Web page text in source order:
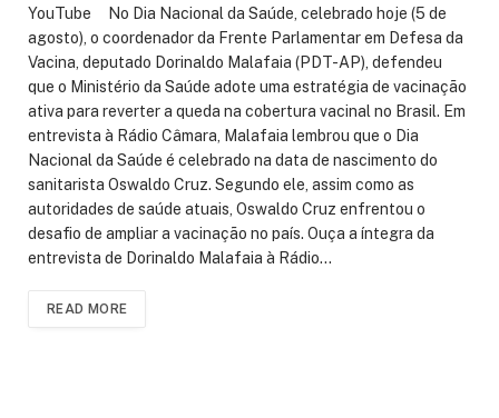
YouTube No Dia Nacional da Saúde, celebrado hoje (5 de
agosto), o coordenador da Frente Parlamentar em Defesa da
Vacina, deputado Dorinaldo Malafaia (PDT-AP), defendeu
que o Ministério da Saúde adote uma estratégia de vacinação
ativa para reverter a queda na cobertura vacinal no Brasil. Em
entrevista à Rádio Câmara, Malafaia lembrou que o Dia
Nacional da Saúde é celebrado na data de nascimento do
sanitarista Oswaldo Cruz. Segundo ele, assim como as
autoridades de saúde atuais, Oswaldo Cruz enfrentou o
desafio de ampliar a vacinação no país. Ouça a íntegra da
entrevista de Dorinaldo Malafaia à Rádio…
READ MORE